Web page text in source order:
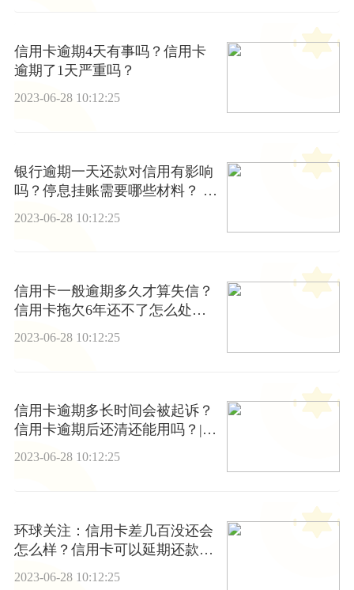
信用卡逾期4天有事吗？信用卡
逾期了1天严重吗？
2023-06-28 10:12:25
银行逾期一天还款对信用有影响
吗？停息挂账需要哪些材料？ 天
2023-06-28 10:12:25
信用卡一般逾期多久才算失信？
信用卡拖欠6年还不了怎么处
理？|世界热点
2023-06-28 10:12:25
信用卡逾期多长时间会被起诉？
信用卡逾期后还清还能用吗？|全
球头条
2023-06-28 10:12:25
环球关注：信用卡差几百没还会
怎么样？信用卡可以延期还款
2023-06-28 10:12:25